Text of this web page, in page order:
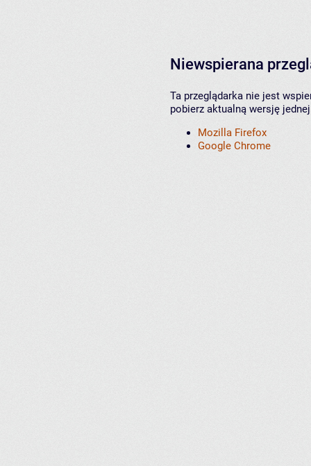
Niewspierana
Ta przeglądarka nie jest
pobierz aktualną wersję
Mozilla Firefox
Google Chrome